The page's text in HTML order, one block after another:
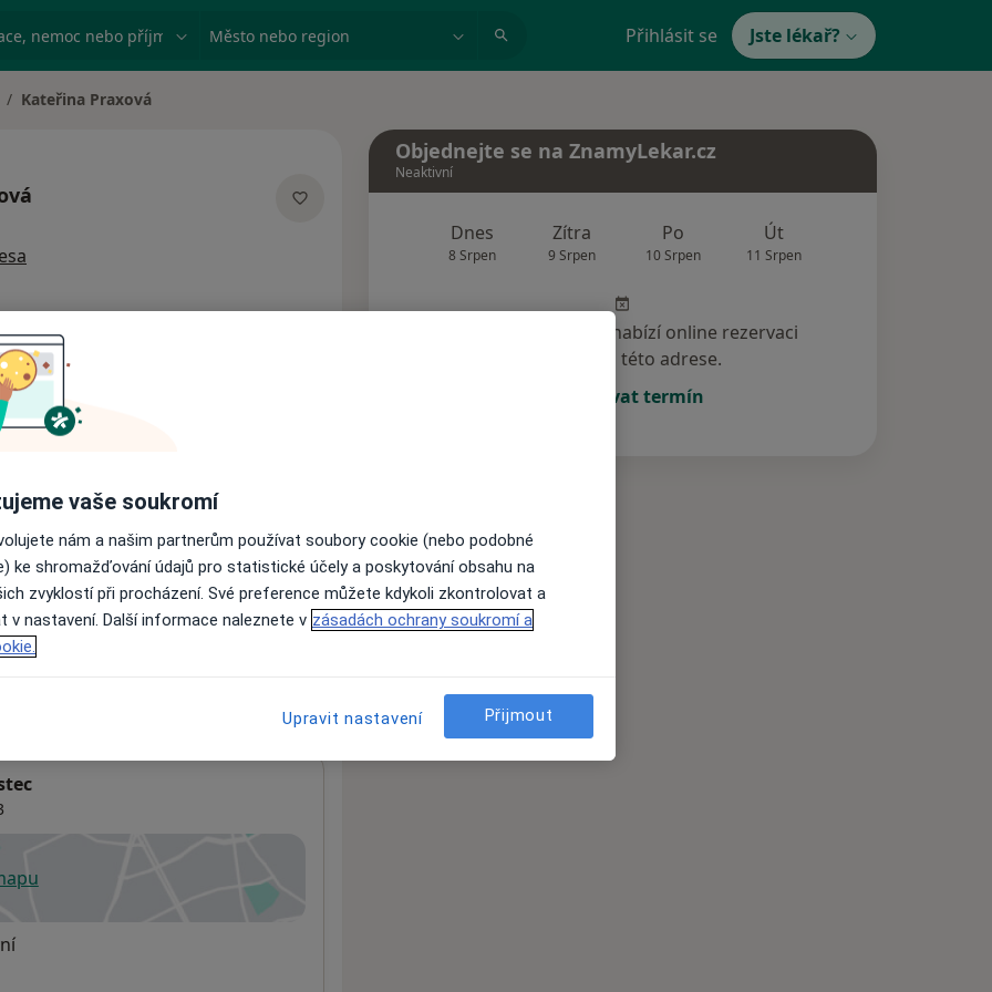
nemoc nebo příjmení Město nebo region Přihlásit se Jste lékař?
města
Kateřina Praxová
nejsou k dispozici
informace o svých službách.
v nové záložce
Objednejte se na ZnamyLekar.cz
Neaktivní
Dnes
8 Srpen
Zítra
9 Srpen
Po
10 Srpen
Út
11 Srpen
Tento specialista nenabízí online rezervaci
termínu na této adrese.
Rezervovat termín
vaše soukromí
nám a našim partnerům používat soubory cookie (nebo podobné
ke shromažďování údajů pro statistické účely a poskytování obsahu na
zvyklostí při procházení. Své preference můžete kdykoli zkontrolovat a
v nastavení. Další informace naleznete v zásadách ochrany soukromí a
Upravit nastavení Přijmout